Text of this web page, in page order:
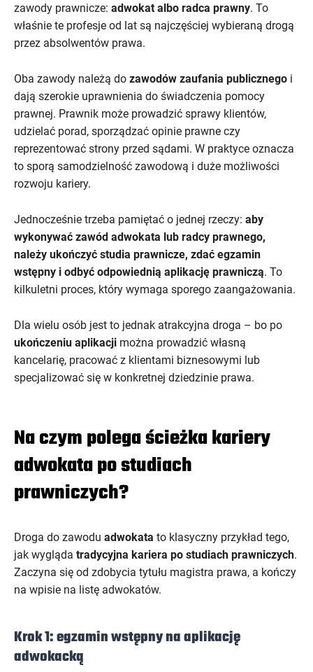
zawody prawnicze: adwokat albo radca prawny. To
właśnie te profesje od lat są najczęściej wybieraną drogą
przez absolwentów prawa.
Oba zawody należą do zawodów zaufania publicznego i
dają szerokie uprawnienia do świadczenia pomocy
prawnej. Prawnik może prowadzić sprawy klientów,
udzielać porad, sporządzać opinie prawne czy
reprezentować strony przed sądami. W praktyce oznacza
to sporą samodzielność zawodową i duże możliwości
rozwoju kariery.
Jednocześnie trzeba pamiętać o jednej rzeczy: aby
wykonywać zawód adwokata lub radcy prawnego,
należy ukończyć studia prawnicze, zdać egzamin
wstępny i odbyć odpowiednią aplikację prawniczą. To
kilkuletni proces, który wymaga sporego zaangażowania.
Dla wielu osób jest to jednak atrakcyjna droga – bo po
ukończeniu aplikacji można prowadzić własną
kancelarię, pracować z klientami biznesowymi lub
specjalizować się w konkretnej dziedzinie prawa.
Na czym polega ścieżka kariery
adwokata po studiach
prawniczych?
Droga do zawodu adwokata to klasyczny przykład tego,
jak wygląda tradycyjna kariera po studiach prawniczych.
Zaczyna się od zdobycia tytułu magistra prawa, a kończy
na wpisie na listę adwokatów.
Krok 1: egzamin wstępny na aplikację
adwokacką